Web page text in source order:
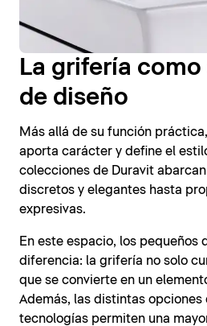
La grifería
de diseño
Más allá de su función
aporta carácter y define el
colecciones de Duravit
discretos y elegantes hasta
expresivas.
En este espacio, los pequeños
diferencia: la grifería no solo
que se convierte en un
Además, las distintas opciones
tecnologías permiten una